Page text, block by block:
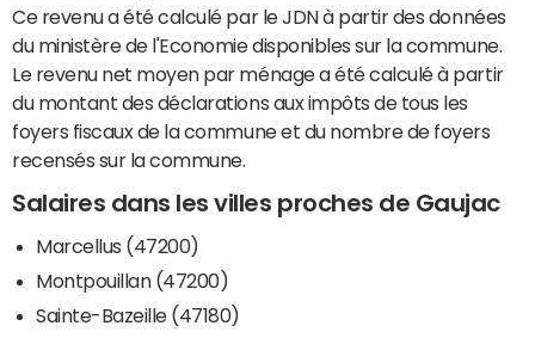
Ce revenu a été calculé par le JDN à partir des données
du ministère de l'Economie disponibles sur la commune.
Le revenu net moyen par ménage a été calculé à partir
du montant des déclarations aux impôts de tous les
foyers fiscaux de la commune et du nombre de foyers
recensés sur la commune.
Salaires dans les villes proches de Gaujac
Marcellus (47200)
Montpouillan (47200)
Sainte-Bazeille (47180)